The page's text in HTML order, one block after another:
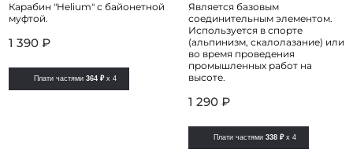
Карабин "Helium" с байонетной
муфтой.
1 390 ₽
Плати частями364 ₽ x 4
Является базовым
соединительным элементом.
Используется в спорте
(альпинизм, скалолазание) или
во время проведения
промышленных работ на
высоте.
1 290 ₽
Плати частями 338 ₽ x 4